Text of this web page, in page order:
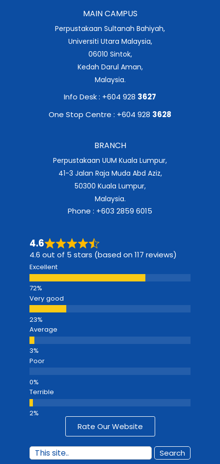
MAIN CAMPUS
Perpustakaan Sultanah Bahiyah,
Universiti Utara Malaysia,
06010 Sintok,
Kedah Darul Aman,
Malaysia.
Info Desk : +604 928 3627
One Stop Centre : +604 928 3628
BRANCH
Perpustakaan UUM Kuala Lumpur,
41-3 Jalan Raja Muda Abd Aziz,
50300 Kuala Lumpur,
Malaysia.
Phone : +603 2859 6015
4.6
4.6 out of 5 stars (based on 117 reviews)
Excellent
Very good
Average
Poor
Terrible
Rate Our Website
Search